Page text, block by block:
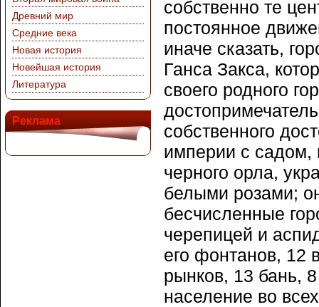
Древний мир
Средние века
Новая история
Новейшая история
Литература
Реклама
собственно те
постоянное
иначе сказать,
Ганса Закса,
своего родного
собственного
империи с садом,
черного орла,
белыми розами;
бесчисленные
черепицей и
его фонтанов, 12
рынков, 13 бань,
население во